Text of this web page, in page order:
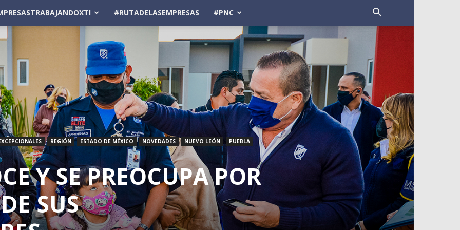
#RUTADELASEMPRESAS #PNC
REGIÓN ESTADO DE MÉXICO NOVEDADES NUEVO LEÓN PUEBLA
Y SE PREOCUPA POR
SUS